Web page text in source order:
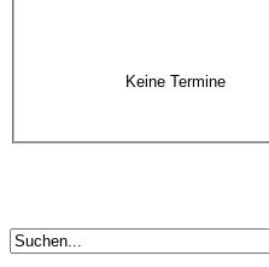
Keine Termine